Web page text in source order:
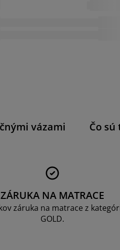
vázami Čo
ZÁRUKA NA MATRACE
záruka na matrace z
GOLD.